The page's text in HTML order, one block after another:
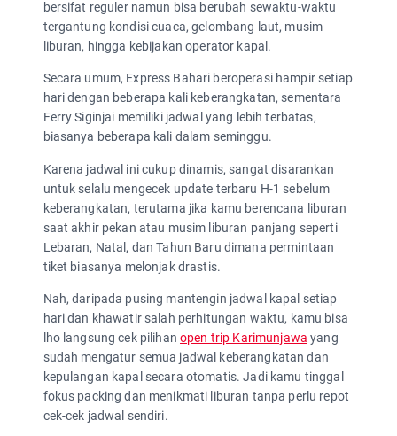
bersifat reguler namun bisa berubah sewaktu-waktu
tergantung kondisi cuaca, gelombang laut, musim
liburan, hingga kebijakan operator kapal.
Secara umum, Express Bahari beroperasi hampir setiap
hari dengan beberapa kali keberangkatan, sementara
Ferry Siginjai memiliki jadwal yang lebih terbatas,
biasanya beberapa kali dalam seminggu.
Karena jadwal ini cukup dinamis, sangat disarankan
untuk selalu mengecek update terbaru H-1 sebelum
keberangkatan, terutama jika kamu berencana liburan
saat akhir pekan atau musim liburan panjang seperti
Lebaran, Natal, dan Tahun Baru dimana permintaan
tiket biasanya melonjak drastis.
Nah, daripada pusing mantengin jadwal kapal setiap
hari dan khawatir salah perhitungan waktu, kamu bisa
lho langsung cek pilihanopen trip Karimunjawa yang
sudah mengatur semua jadwal keberangkatan dan
kepulangan kapal secara otomatis. Jadi kamu tinggal
fokus packing dan menikmati liburan tanpa perlu repot
cek-cek jadwal sendiri.